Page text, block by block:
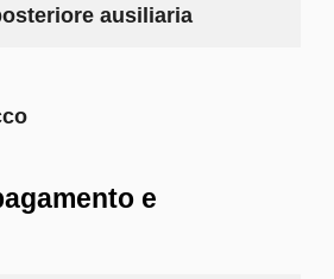
ausiliaria
e